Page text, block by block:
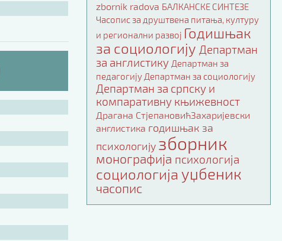
zbornik radova БАЛКАНСКЕ СИНТЕЗЕ
Часопис за друштвена питања, културу
и регионални развој Годишњак
за социологију Департман
за англистику Департман за
педагогију Департман за социологију
Департман за српску и
компаративну књижевност
Драгана СтјепановићЗахаријевски
англистика годишњак за
психологију зборник
монографија психологија
социологија уџбеник
часопис